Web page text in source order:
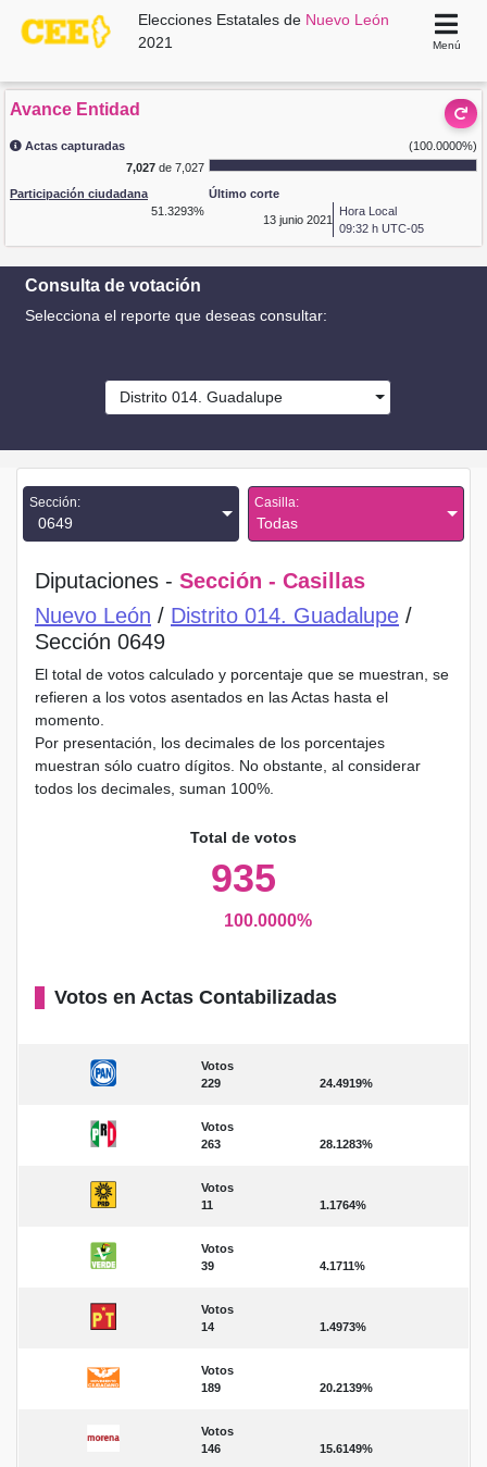
Elecciones Estatales de Nuevo León
2021
Menú
Avance Entidad
Actas capturadas
(100.0000%)
7,027de 7,027
Participación ciudadana
51.3293%
Último corte
13 junio 2021
Hora Local
09:32 h UTC-05
Consulta de votación
Selecciona el reporte que deseas consultar:
Distrito 014. Guadalupe
Sección:
0649
Casilla:
Todas
Diputaciones - Sección - Casillas
Nuevo León / Distrito 014. Guadalupe /
Sección 0649
El total de votos calculado y porcentaje que se muestran, se
refieren a los votos asentados en las Actas hasta el
momento.
Por presentación, los decimales de los porcentajes
muestran sólo cuatro dígitos. No obstante, al considerar
todos los decimales, suman 100%.
Total de votos
935
100.0000%
Votos en Actas Contabilizadas
Votos
229
24.4919%
Votos
263
28.1283%
Votos
11
1.1764%
Votos
39
4.1711%
Votos
14
1.4973%
Votos
189
20.2139%
Votos
146
15.6149%